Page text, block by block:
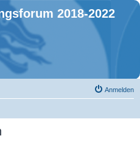
2018-2022
Anmelden